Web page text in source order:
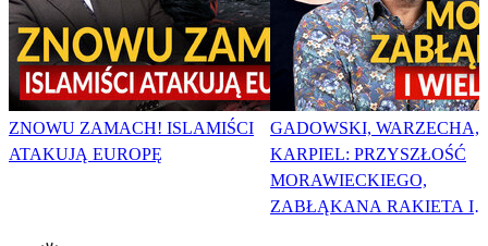
ZNOWU ZAMACH! ISLAMIŚCI
ATAKUJĄ EUROPĘ
GADOWSKI, WARZECHA,
KARPIEL: PRZYSZŁOŚĆ
MORAWIECKIEGO,
ZABŁĄKANA RAKIETA I